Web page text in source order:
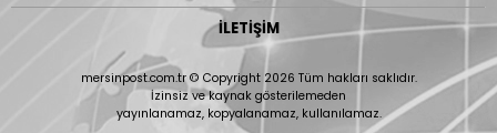
İLETİŞİM
mersinpost.com.tr © Copyright 2026 Tüm hakları saklıdır.
İzinsiz ve kaynak gösterilemeden
yayınlanamaz, kopyalanamaz, kullanılamaz.